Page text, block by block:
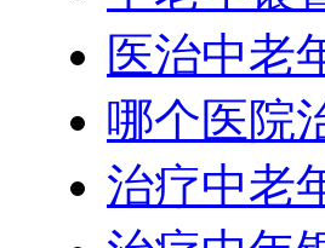
医治中老
哪个医院
治疗中老